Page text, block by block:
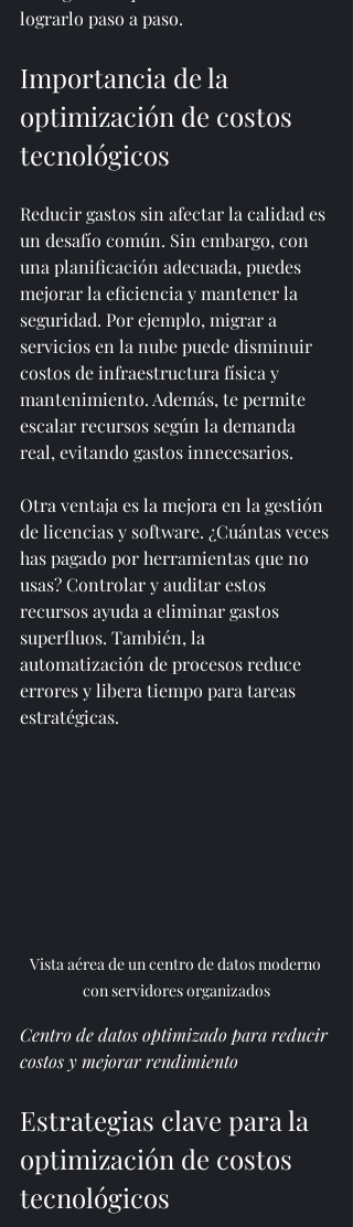
lograrlo paso a paso.
Importancia de la
optimización de costos
tecnológicos
Reducir gastos sin afectar la calidad es
un desafío común. Sin embargo, con
una planificación adecuada, puedes
mejorar la eficiencia y mantener la
seguridad. Por ejemplo, migrar a
servicios en la nube puede disminuir
costos de infraestructura física y
mantenimiento. Además, te permite
escalar recursos según la demanda
real, evitando gastos innecesarios.
Otra ventaja es la mejora en la gestión
de licencias y software. ¿Cuántas veces
has pagado por herramientas que no
usas? Controlar y auditar estos
recursos ayuda a eliminar gastos
superfluos. También, la
automatización de procesos reduce
errores y libera tiempo para tareas
estratégicas.
Vista aérea de un centro de datos moderno
con servidores organizados
Centro de datos optimizado para reducir
costos y mejorar rendimiento
Estrategias clave para la
optimización de costos
tecnológicos